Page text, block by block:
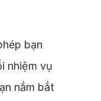
bạn
nhiệm vụ
nắm bắt